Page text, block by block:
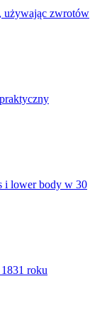
używając zwrotów
i lower body w 30
roku